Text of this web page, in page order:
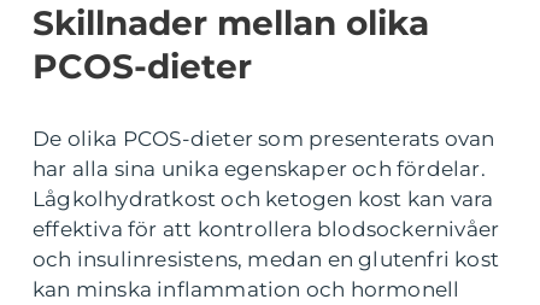
Skillnader mellan olika
PCOS-dieter
De olika PCOS-dieter som presenterats ovan
har alla sina unika egenskaper och fördelar.
Lågkolhydratkost och ketogen kost kan vara
effektiva för att kontrollera blodsockernivåer
och insulinresistens, medan en glutenfri kost
kan minska inflammation och hormonell